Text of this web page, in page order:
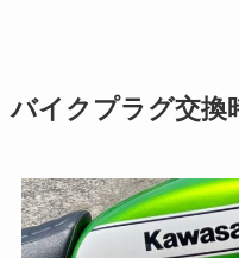
バイクプラグ交換